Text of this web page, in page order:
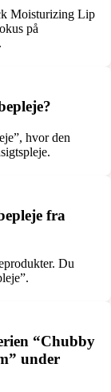
Moisturizing Lip
på
hvor den
fra
Du
“Chubby
under